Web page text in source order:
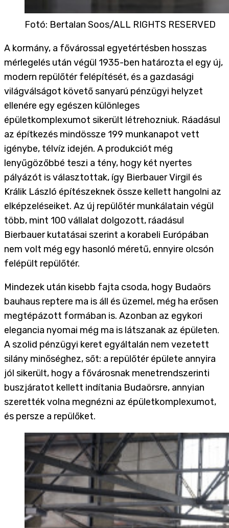
Fotó: Bertalan Soos/ALL RIGHTS RESERVED
A kormány, a fővárossal egyetértésben hosszas
mérlegelés után végül 1935-ben határozta el egy új,
modern repülőtér felépítését, és a gazdasági
világválságot követő sanyarú pénzügyi helyzet
ellenére egy egészen különleges
épületkomplexumot sikerült létrehozniuk. Ráadásul
az építkezés mindössze 199 munkanapot vett
igénybe, télvíz idején. A produkciót még
lenyűgözőbbé teszi a tény, hogy két nyertes
pályázót is választottak, így Bierbauer Virgil és
Králik László építészeknek össze kellett hangolni az
elképzeléseiket. Az új repülőtér munkálatain végül
több, mint 100 vállalat dolgozott, ráadásul
Bierbauer kutatásai szerint a korabeli Európában
nem volt még egy hasonló méretű, ennyire olcsón
felépült repülőtér.
Mindezek után kisebb fajta csoda, hogy Budaörs
bauhaus reptere ma is áll és üzemel, még ha erősen
megtépázott formában is. Azonban az egykori
elegancia nyomai még ma is látszanak az épületen.
A szolid pénzügyi keret egyáltalán nem vezetett
silány minőséghez, sőt: a repülőtér épülete annyira
jól sikerült, hogy a fővárosnak menetrendszerinti
buszjáratot kellett indítania Budaörsre, annyian
szerették volna megnézni az épületkomplexumot,
és persze a repülőket.